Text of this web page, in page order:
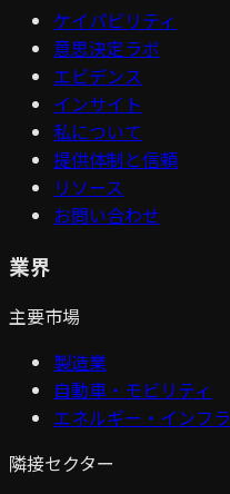
ケイパビリティ
意思決定ラボ
エビデンス
インサイト
私について
提供体制と信頼
リソース
お問い合わせ
業界
主要市場
製造業
自動車・モビリティ
エネルギー・インフラ
隣接セクター